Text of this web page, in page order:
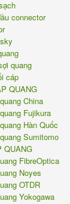
connector
quang
cáp
QUANG
China
Fujikura
Hàn Quốc
Sumitomo
QUANG
FibreOptica
Noyes
OTDR
Yokogawa